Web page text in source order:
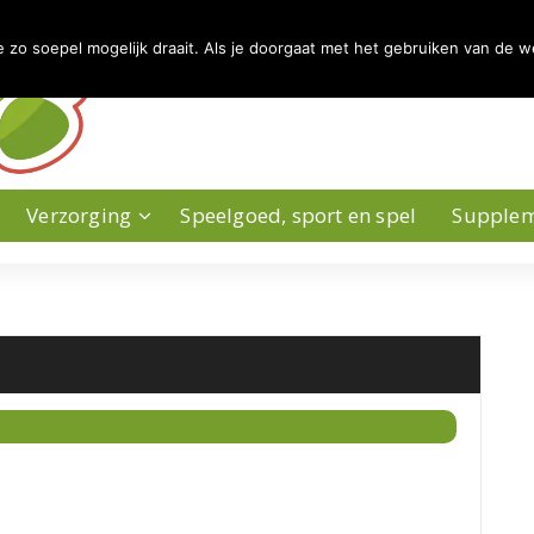
Verzorging Speelgoed, sport en spel
soepel mogelijk draait. Als je doorgaat met het gebruiken van de